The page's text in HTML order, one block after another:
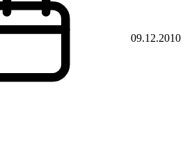
09.12.2010